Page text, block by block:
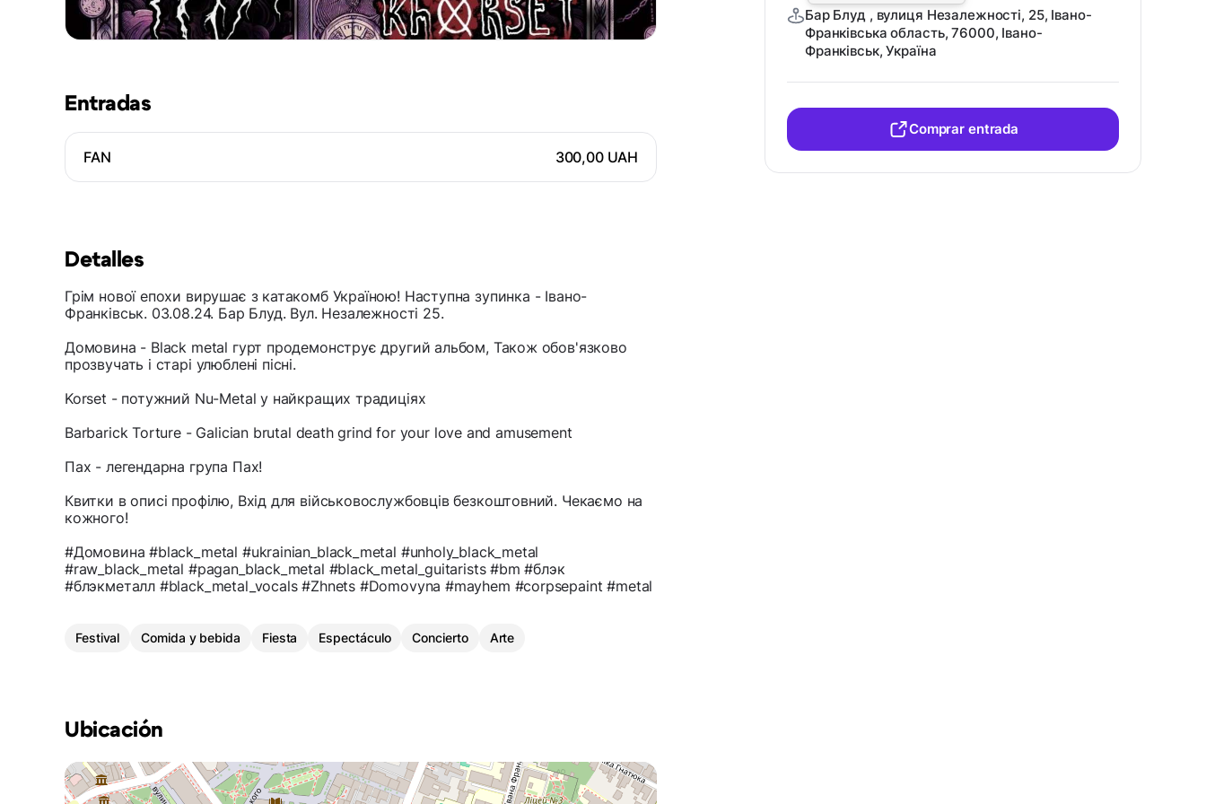
Entradas
FAN 300,00 UAH
Detalles
Грім нової епохи вирушає з катакомб Україною! Наступна зупинка - Івано-
Франківськ. 03.08.24. Бар Блуд. Вул. Незалежності 25.
Домовина - Black metal гурт продемонструє другий альбом, Також обов'язково
прозвучать і старі улюблені пісні.
Korset - потужний Nu-Metal у найкращих традиціях
Barbarick Torture - Galician brutal death grind for your love and amusement
Пах - легендарна група Пах!
Квитки в описі профілю, Вхід для військовослужбовців безкоштовний. Чекаємо на
кожного!
#Домовина #black_metal #ukrainian_black_metal #unholy_black_metal
#raw_black_metal #pagan_black_metal #black_metal_guitarists #bm #блэк
#блэкметалл #black_metal_vocals #Zhnets #Domovyna #mayhem #corpsepaint #metal
Festival Comida y bebida Fiesta Espectáculo Concierto Arte
Ubicación
Бар Блуд , вулиця Незалежності, 25, Івано-
Франківська область, 76000, Івано-
Франківськ, Україна
Comprar entrada